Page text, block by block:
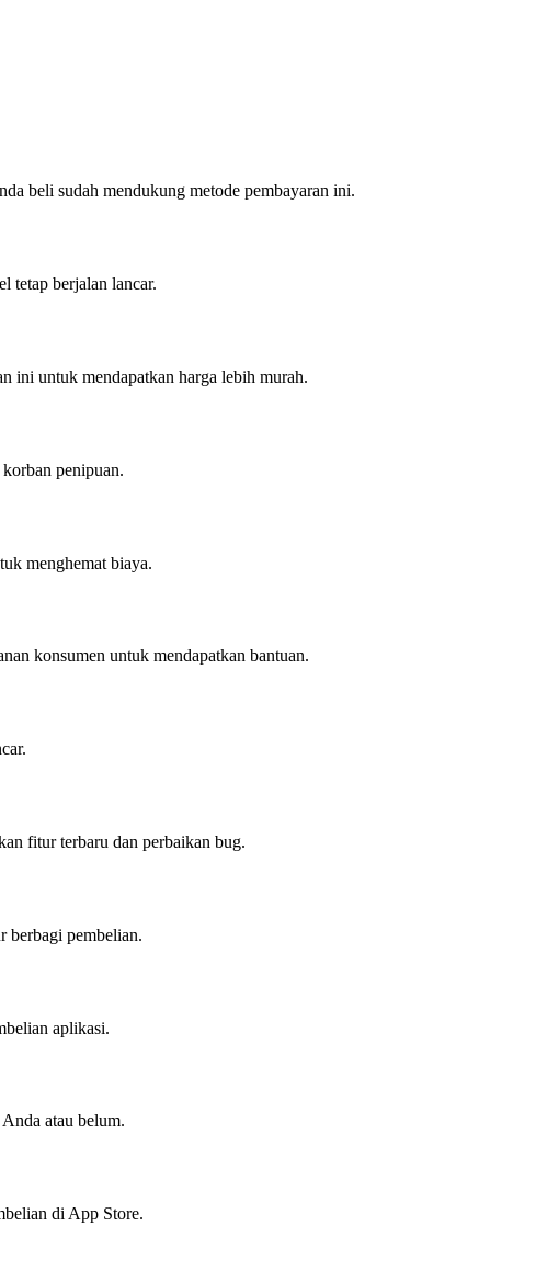
beli sudah mendukung metode pembayaran ini.
tetap berjalan lancar.
ini untuk mendapatkan harga lebih murah.
penipuan.
menghemat biaya.
konsumen untuk mendapatkan bantuan.
fitur terbaru dan perbaikan bug.
berbagi pembelian.
aplikasi.
atau belum.
di App Store.